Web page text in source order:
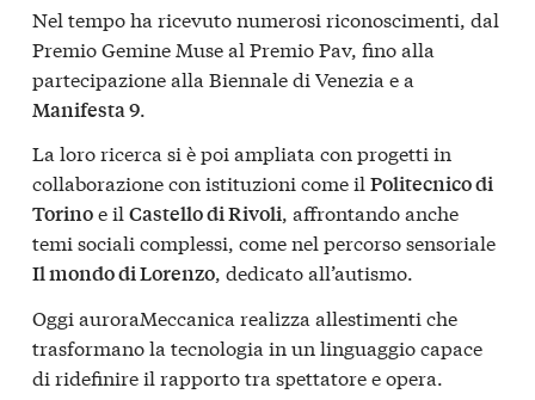
Nel tempo ha ricevuto numerosi riconoscimenti, dal
Premio Gemine Muse al Premio Pav, fino alla
partecipazione alla Biennale di Venezia e a
Manifesta 9.
La loro ricerca si è poi ampliata con progetti in
collaborazione con istituzioni come il Politecnico di
Torinoe il Castello di Rivoli, affrontando anche
temi sociali complessi, come nel percorso sensoriale
Il mondo di Lorenzo, dedicato all’autismo.
Oggi auroraMeccanica realizza allestimenti che
trasformano la tecnologia in un linguaggio capace
di ridefinire il rapporto tra spettatore e opera.